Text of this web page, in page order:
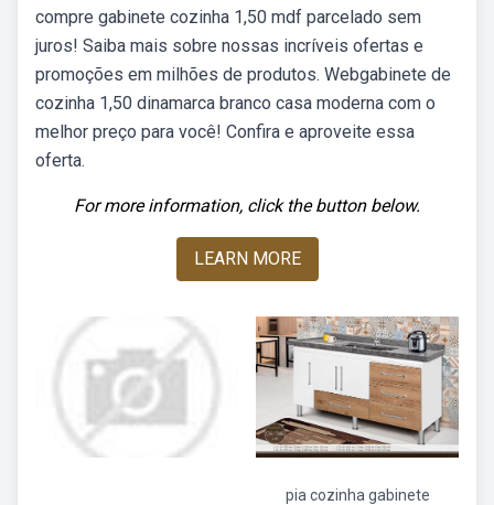
compre gabinete cozinha 1,50 mdf parcelado sem
juros! Saiba mais sobre nossas incríveis ofertas e
promoções em milhões de produtos. Webgabinete de
cozinha 1,50 dinamarca branco casa moderna com o
melhor preço para você! Confira e aproveite essa
oferta.
For more information, click the button below.
LEARN MORE
pia cozinha gabinete